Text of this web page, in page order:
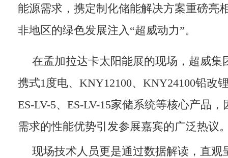
能源需求，携定制化储能解决方案重磅亮
非地区的绿色发展注入“超威动力”。
在孟加拉达卡太阳能展的现场，超威集
携式1度电、KNY12100、KNY24100铅改
ES-LV-5、ES-LV-15家储系统等核心产品
需求的性能优势引发参展嘉宾的广泛热议
现场技术人员更是通过数据解读，直观